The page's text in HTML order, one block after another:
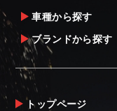
車種から探す
ブランドから探す
トップページ